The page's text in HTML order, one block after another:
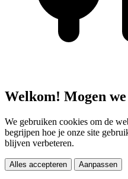
Welkom! Mogen
We gebruiken cookies om de
begrijpen hoe je onze site
blijven verbeteren.
Alles accepteren Aanpassen